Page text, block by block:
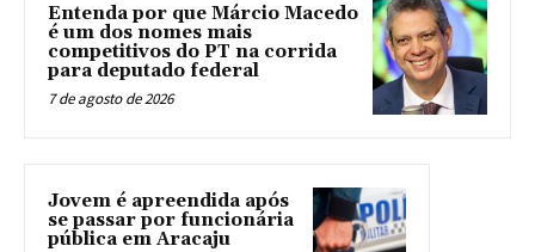
Entenda por que Márcio Macedo
é um dos nomes mais
competitivos do PT na corrida
para deputado federal
7 de agosto de 2026
Jovem é apreendida após
se passar por funcionária
pública em Aracaju